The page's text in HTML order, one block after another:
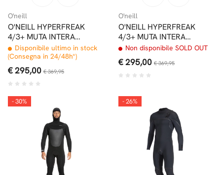
O'neill
O'NEILL HYPERFREAK
4/3+ MUTA INTERA
INVERNALE FRONT ZIP
Disponibile ultimo in stock
(Consegna in 24/48h*)
€ 295,00 € 369,95
O'neill
O'NEILL HYPERFREAK
4/3+ MUTA INTERA
INVERNALE FRONT ZIP
ARABICA/CHIMERA
Non disponibile SOLD OUT
€ 295,00 € 369,95
- 30% - 26%